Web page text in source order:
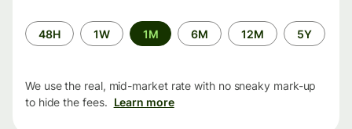
Time
period
48H 1W 1M 6M 12M 5Y
We use the real, mid-market rate with no sneaky mark-up
to hide the fees. Learn more